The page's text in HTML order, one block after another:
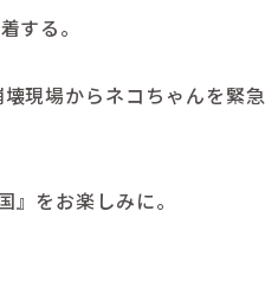
する。
現場からネコちゃんを緊
をお楽しみに。